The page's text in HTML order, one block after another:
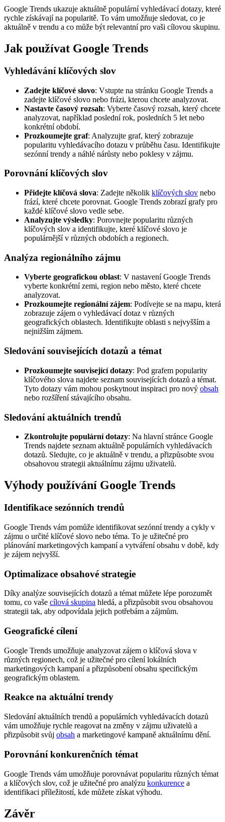
Google Trends ukazuje aktuálně populární vyhledávací dotazy, které
rychle získávají na popularitě. To vám umožňuje sledovat, co je
aktuálně v trendu a co může být relevantní pro vaši cílovou skupinu.
Jak používat Google Trends
Vyhledávání klíčových slov
Zadejte klíčové slovo: Vstupte na stránku Google Trends a
zadejte klíčové slovo nebo frázi, kterou chcete analyzovat.
Nastavte časový rozsah: Vyberte časový rozsah, který chcete
analyzovat, například poslední rok, posledních 5 let nebo
konkrétní období.
Prozkoumejte graf: Analyzujte graf, který zobrazuje
popularitu vyhledávacího dotazu v průběhu času. Identifikujte
sezónní trendy a náhlé nárůsty nebo poklesy v zájmu.
Porovnání klíčových slov
Přidejte klíčová slova: Zadejte několik klíčových slov nebo
frází, které chcete porovnat. Google Trends zobrazí grafy pro
každé klíčové slovo vedle sebe.
Analyzujte výsledky: Porovnejte popularitu různých
klíčových slov a identifikujte, které klíčové slovo je
populárnější v různých obdobích a regionech.
Analýza regionálního zájmu
Vyberte geografickou oblast: V nastavení Google Trends
vyberte konkrétní zemi, region nebo město, které chcete
analyzovat.
Prozkoumejte regionální zájem: Podívejte se na mapu, která
zobrazuje zájem o vyhledávací dotaz v různých
geografických oblastech. Identifikujte oblasti s nejvyšším a
nejnižším zájmem.
Sledování souvisejících dotazů a témat
Prozkoumejte související dotazy: Pod grafem popularity
klíčového slova najdete seznam souvisejících dotazů a témat.
Tyto dotazy vám mohou poskytnout inspiraci pro nový obsah
nebo rozšíření stávajícího obsahu.
Sledování aktuálních trendů
Zkontrolujte populární dotazy: Na hlavní stránce Google
Trends najdete seznam aktuálně populárních vyhledávacích
dotazů. Sledujte, co je aktuálně v trendu, a přizpůsobte svou
obsahovou strategii aktuálnímu zájmu uživatelů.
Výhody používání Google Trends
Identifikace sezónních trendů
Google Trends vám pomůže identifikovat sezónní trendy a cykly v
zájmu o určité klíčové slovo nebo téma. To je užitečné pro
plánování marketingových kampaní a vytváření obsahu v době, kdy
je zájem nejvyšší.
Optimalizace obsahové strategie
Díky analýze souvisejících dotazů a témat můžete lépe porozumět
tomu, co vaše cílová skupina hledá, a přizpůsobit svou obsahovou
strategii tak, aby odpovídala jejich potřebám a zájmům.
Geografické cílení
Google Trends umožňuje analyzovat zájem o klíčová slova v
různých regionech, což je užitečné pro cílení lokálních
marketingových kampaní a přizpůsobení obsahu specifickým
geografickým oblastem.
Reakce na aktuální trendy
Sledování aktuálních trendů a populárních vyhledávacích dotazů
vám umožňuje rychle reagovat na změny v zájmu uživatelů a
přizpůsobit svůj obsah a marketingové kampaně aktuálnímu dění.
Porovnání konkurenčních témat
Google Trends vám umožňuje porovnávat popularitu různých témat
a klíčových slov, což je užitečné pro analýzu konkurence a
identifikaci příležitostí, kde můžete získat výhodu.
Závěr